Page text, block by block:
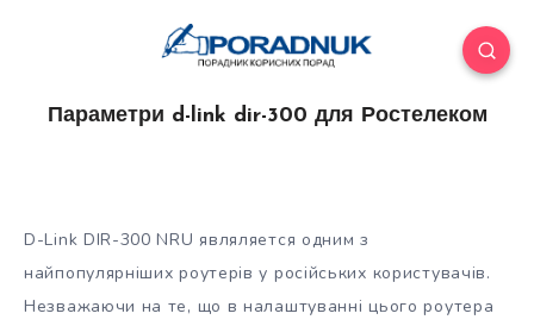
Параметри d-link dir-300 для Ростелеком
D-Link DIR-300 NRU являляется одним з
найпопулярніших роутерів у російських користувачів.
Незважаючи на те, що в налаштуванні цього роутера